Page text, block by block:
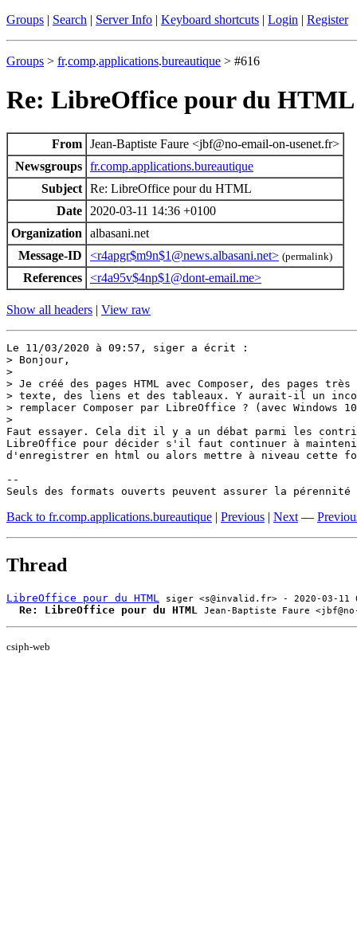
Groups | Search | Server Info | Keyboard shortcuts | Login | Register
Groups > fr.comp.applications.bureautique > #616
Re: LibreOffice pour du HTML
From Jean-Baptiste Faure <jbf@no-email-on-usenet.fr>
Newsgroups fr.comp.applications.bureautique
Subject Re: LibreOffice pour du HTML
Date
2020-03-11 14:36 +0100
Organization
albasani.net
Message-ID
<r4apgr$m9n$1@news.albasani.net> (permalink)
References <r4a95v$4np$1@dont-email.me>
Show all headers | View raw
Le 11/03/2020 à 09:57, siger a écrit :
> Bonjour,
>
> Je créé des pages HTML avec Composer, des pages
> texte, des liens et des tableaux. Y aurait-il un
> remplacer Composer par LibreOffice ? (avec Windows
>
Faut essayer. Cela dit il y a un débat parmi les
LibreOffice pour décider s'il faut continuer à
d'enregistrer en html ou alors mettre à niveau cette
--
Seuls des formats ouverts peuvent assurer la pérennité
Back to fr.comp.applications.bureautique | Previous | Next —
Thread
LibreOffice pour du HTML siger <s@invalid.fr> - 2020-03-11
Re: LibreOffice pour du HTML Jean-Baptiste Faure
csiph-web